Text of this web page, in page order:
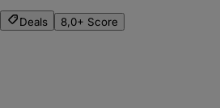
Deals 8,0+ Score